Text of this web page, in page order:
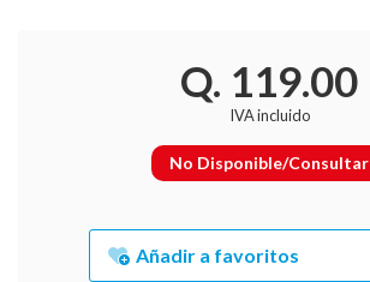
Q. 119.00
IVA incluido
No Disponible/Consultar
Añadir a favoritos